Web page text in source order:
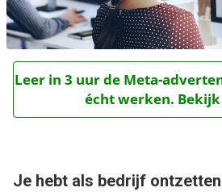
Leer in 3 uur de Meta-
écht werken.
Je hebt als bedrijf